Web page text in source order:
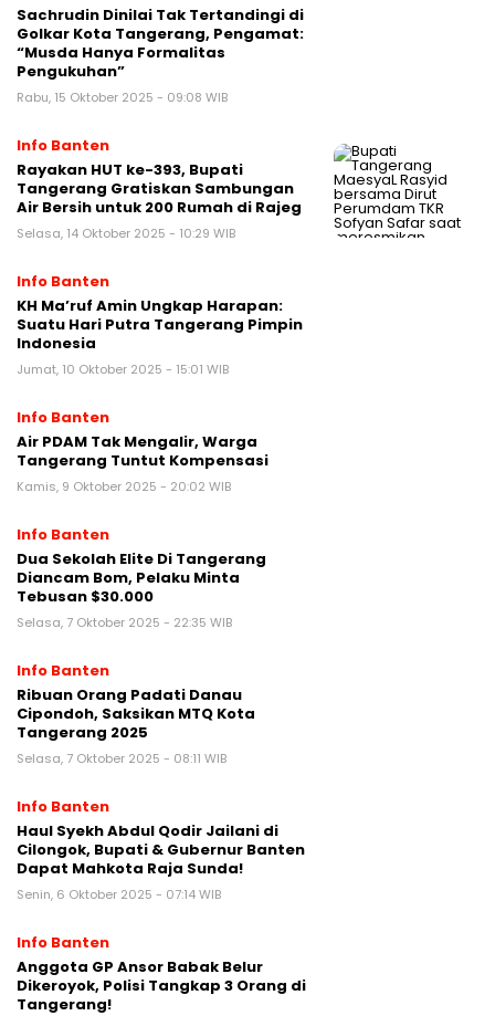
Sachrudin Dinilai Tak Tertandingi di
Golkar Kota Tangerang, Pengamat:
“Musda Hanya Formalitas
Pengukuhan”
Rabu, 15 Oktober 2025 - 09:08 WIB
Info Banten
Rayakan HUT ke-393, Bupati
Tangerang Gratiskan Sambungan
Air Bersih untuk 200 Rumah di Rajeg
Selasa, 14 Oktober 2025 - 10:29 WIB
Info Banten
KH Ma’ruf Amin Ungkap Harapan:
Suatu Hari Putra Tangerang Pimpin
Indonesia
Jumat, 10 Oktober 2025 - 15:01 WIB
Info Banten
Air PDAM Tak Mengalir, Warga
Tangerang Tuntut Kompensasi
Kamis, 9 Oktober 2025 - 20:02 WIB
Info Banten
Dua Sekolah Elite Di Tangerang
Diancam Bom, Pelaku Minta
Tebusan $30.000
Selasa, 7 Oktober 2025 - 22:35 WIB
Info Banten
Ribuan Orang Padati Danau
Cipondoh, Saksikan MTQ Kota
Tangerang 2025
Selasa, 7 Oktober 2025 - 08:11 WIB
Info Banten
Haul Syekh Abdul Qodir Jailani di
Cilongok, Bupati & Gubernur Banten
Dapat Mahkota Raja Sunda!
Senin, 6 Oktober 2025 - 07:14 WIB
Info Banten
Anggota GP Ansor Babak Belur
Dikeroyok, Polisi Tangkap 3 Orang di
Tangerang!